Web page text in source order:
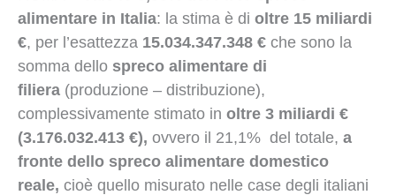
alimentare in Italia: la stima è di oltre 15 miliardi
€, per l’esattezza 15.034.347.348 € che sono la
somma dello spreco alimentare di
filiera (produzione – distribuzione),
complessivamente stimato in oltre 3 miliardi €
(3.176.032.413 €), ovvero il 21,1% del totale, a
fronte dello spreco alimentare domestico
reale, cioè quello misurato nelle case degli italiani